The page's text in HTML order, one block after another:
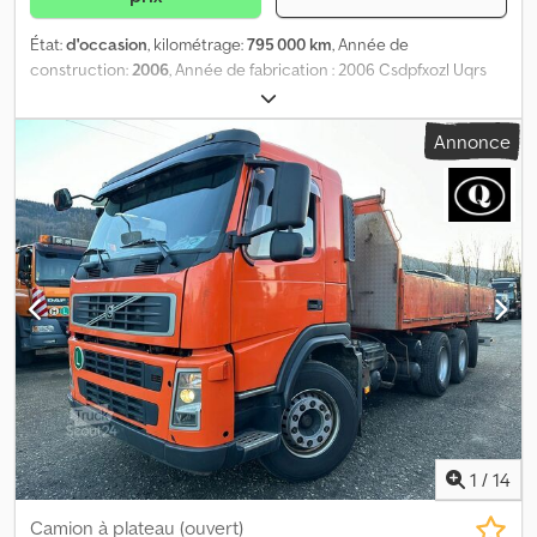
État:d'occasion, kilométrage:795 000 km, Année de
construction:2006, Année de fabrication : 2006 Csdpfxozl Uqrs
Annonce
1 / 14
Camion à plateau (ouvert)